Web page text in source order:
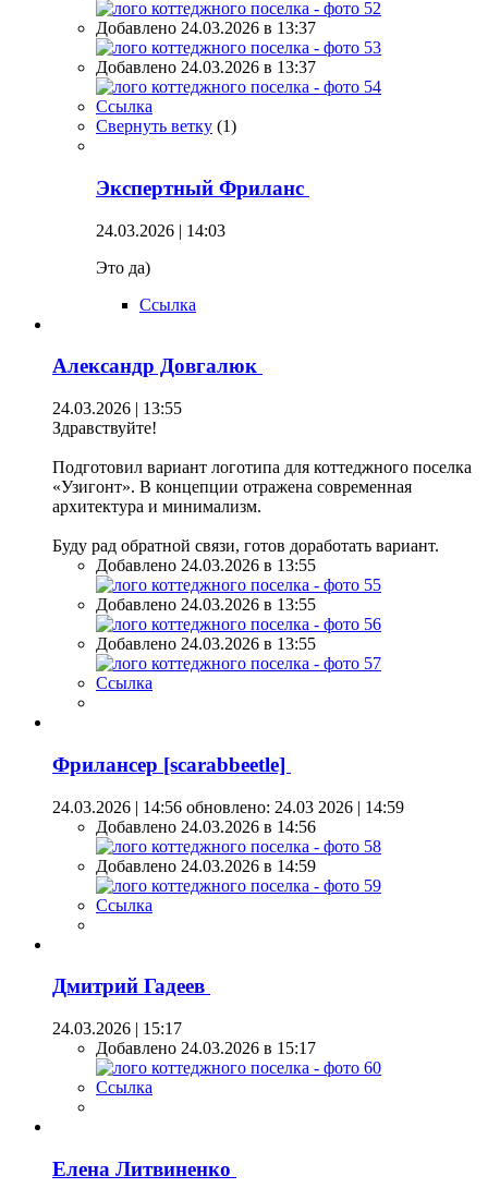
Добавлено 24.03.2026 в 13:37
Добавлено 24.03.2026 в 13:37
Ссылка
Свернуть ветку (1)
Экспертный Фриланс
24.03.2026 | 14:03
Это да)
Ссылка
Александр Довгалюк
24.03.2026 | 13:55
Здравствуйте!
Подготовил вариант логотипа для коттеджного поселка
«Узигонт». В концепции отражена современная
архитектура и минимализм.
Буду рад обратной связи, готов доработать вариант.
Добавлено 24.03.2026 в 13:55
Добавлено 24.03.2026 в 13:55
Добавлено 24.03.2026 в 13:55
Ссылка
Фрилансер [scarabbeetle]
24.03.2026 | 14:56 обновлено: 24.03 2026 | 14:59
Добавлено 24.03.2026 в 14:56
Добавлено 24.03.2026 в 14:59
Ссылка
Дмитрий Гадеев
24.03.2026 | 15:17
Добавлено 24.03.2026 в 15:17
Ссылка
Елена Литвиненко